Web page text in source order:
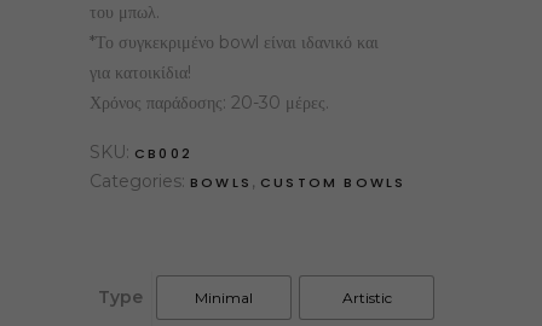
του μπωλ.
*Το συγκεκριμένο bowl είναι ιδανικό και
για κατοικίδια!
Χρόνος παράδοσης: 20-30 μέρες.
SKU: CB002
Categories: BOWLS , CUSTOM BOWLS
Type Minimal Artistic